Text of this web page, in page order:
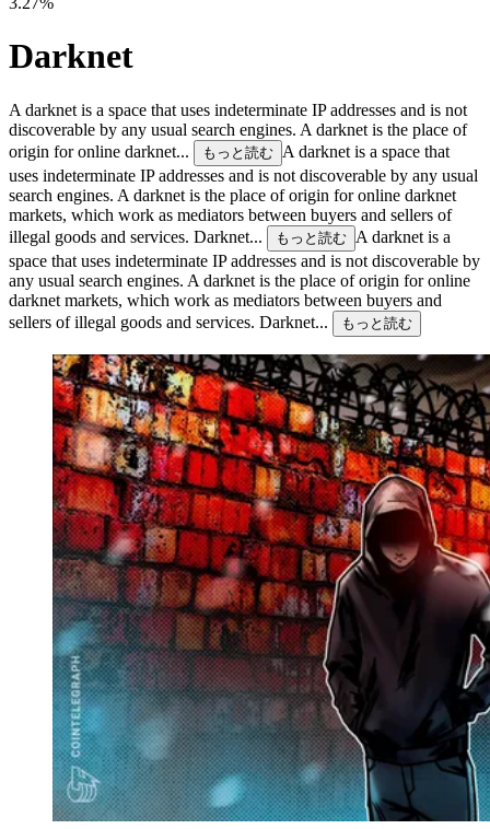
Darknet
A darknet is a space that uses indeterminate IP addresses and is not
discoverable by any usual search engines. A darknet is the place of
origin for online darknet...
もっと読む A darknet is a space that
uses indeterminate IP addresses and is not discoverable by any usual
search engines. A darknet is the place of origin for online darknet
markets, which work as mediators between buyers and sellers of
illegal goods and services. Darknet...
もっと読む A darknet is a
space that uses indeterminate IP addresses and is not discoverable by
any usual search engines. A darknet is the place of origin for online
darknet markets, which work as mediators between buyers and
sellers of illegal goods and services. Darknet...
もっと読む